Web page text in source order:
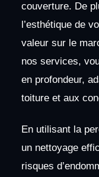
couverture. De
l’esthétique de
valeur sur le
nos services,
en profondeur,
toiture et aux
En utilisant la
un nettoyage
risques